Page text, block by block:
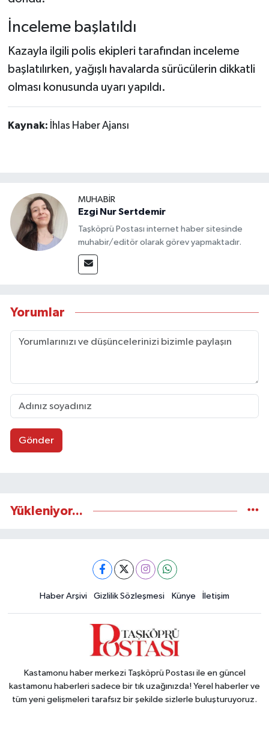
İnceleme başlatıldı
Kazayla ilgili polis ekipleri tarafından inceleme
başlatılırken, yağışlı havalarda sürücülerin dikkatli
olması konusunda uyarı yapıldı.
Kaynak: İhlas Haber Ajansı
MUHABİR
Ezgi Nur Sertdemir
Taşköprü Postası internet haber sitesinde
muhabir/editör olarak görev yapmaktadır.
Yorumlar
Gönder
Yükleniyor...
Haber Arşivi Gizlilik Sözleşmesi Künye İletişim
Kastamonu haber merkezi Taşköprü Postası ile en güncel
kastamonu haberleri sadece bir tık uzağınızda! Yerel haberler ve
tüm yeni gelişmeleri tarafsız bir şekilde sizlerle buluşturuyoruz.